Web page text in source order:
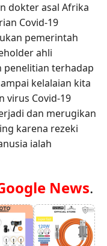
dokter asal Afrika
Covid-19
pemerintah
ahli
penelitian terhadap
kelalaian kita
virus Covid-19
dan merugikan
karena rezeki
ialah
News.